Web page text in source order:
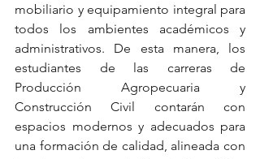
mobiliario y equipamiento integral para
todos los ambientes académicos y
administrativos. De esta manera, los
estudiantes de las carreras de
Producción Agropecuaria y
Construcción Civil contarán con
espacios modernos y adecuados para
una formación de calidad, alineada con